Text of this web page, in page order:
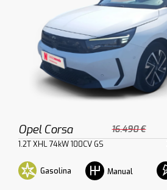
Opel Corsa 16.490 €
1.2T XHL 74kW 100CV GS
Gasolina Manual